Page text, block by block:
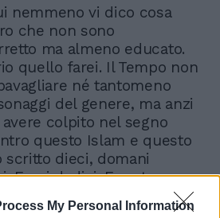
My Personal Information
nemmeno vi dico cosa
che non sono
ma almeno educato.
quello farei. Il Tempo non
né tantomeno
del genere, ma anzi
colpito nel segno
questo Islam e questo
scritto dieci, domani
E poi dodici. E certo senza
da politicanti in cerca